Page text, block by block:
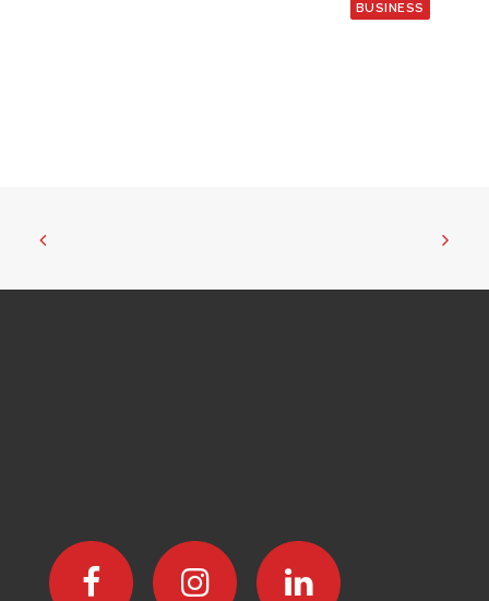
BUSINESS